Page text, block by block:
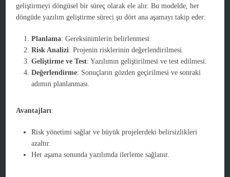
geliştirmeyi döngüsel bir süreç olarak ele alır. Bu modelde, her
döngüde yazılım geliştirme süreci şu dört ana aşamayı takip eder:
Planlama: Gereksinimlerin belirlenmesi.
Risk Analizi: Projenin risklerinin değerlendirilmesi.
Geliştirme ve Test: Yazılımın geliştirilmesi ve test edilmesi.
Değerlendirme: Sonuçların gözden geçirilmesi ve sonraki
adımın planlanması.
Avantajları:
Risk yönetimi sağlar ve büyük projelerdeki belirsizlikleri
azaltır.
Her aşama sonunda yazılımda ilerleme sağlanır.